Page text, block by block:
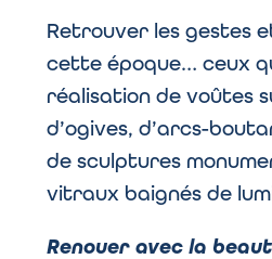
Retrouver les gestes
cette époque… ceux
réalisation de voûtes
d’ogives, d’arcs-
de sculptures
vitraux baignés de
Renouer avec la